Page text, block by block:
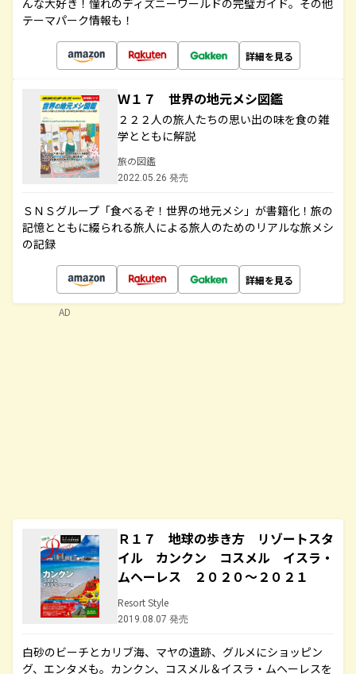
んな大好き！憧れのディズニーワールドの完璧ガイド。その他
テーマパーク情報も！
詳細を見る
Ｗ１７ 世界の地元メシ図鑑
２２２人の旅人たちの思い出の味を食の雑
学とともに解説
旅の図鑑
2022.05.26 発売
ＳＮＳグループ「食べるぞ！世界の地元メシ」が書籍化！旅の
記憶とともに綴られる旅人による旅人のためのリアルな旅メシ
の記録
詳細を見る
Ｒ１７ 地球の歩き方 リゾートスタ
イル カンクン コスメル イスラ・
ムヘーレス ２０２０～２０２１
Resort Style
2019.08.07 発売
白砂のビーチとカリブ海、マヤの遺跡、グルメにショッピン
グ、エンタメも。カンクン、コスメル＆イスラ・ムヘーレスを
AD